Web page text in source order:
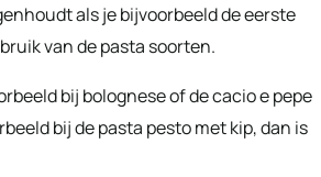
als je bijvoorbeeld de eerste
van de pasta soorten.
bij bolognese of de cacio e pepe
bij de pasta pesto met kip, dan is